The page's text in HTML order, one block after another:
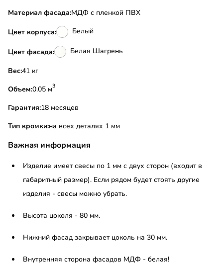
Материал фасада:МДФ с пленкой ПВХ
Цвет корпуса: Белый
Цвет фасада: Белая Шагрень
Вес:
41 кг
Объем:
0.05 м3
Гарантия:18 месяцев
Тип кромки:на всех деталях 1 мм
Важная информация
Изделие имеет свесы по 1 мм с двух сторон (входит в
габаритный размер). Если рядом будет стоять другие
изделия - свесы можно убрать.
Высота цоколя - 80 мм.
Нижний фасад закрывает цоколь на 30 мм.
Внутренняя сторона фасадов МДФ - белая!